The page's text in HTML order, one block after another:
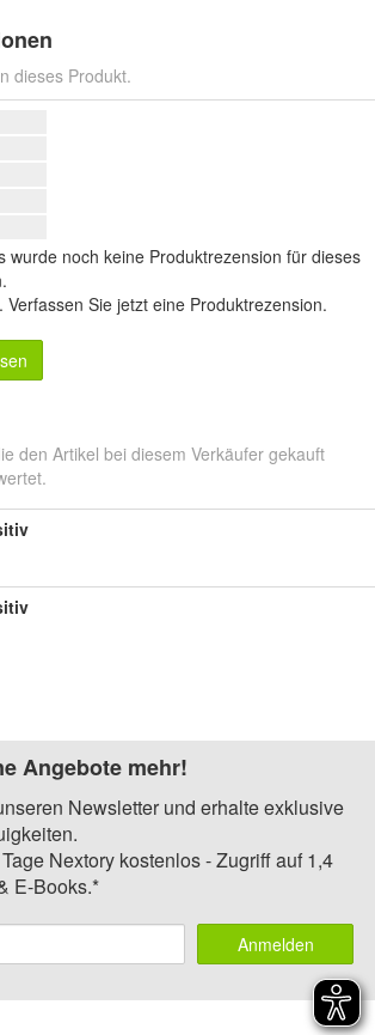
dieses Produkt.
wurde noch keine Produktrezension für dieses
Verfassen Sie jetzt eine Produktrezension.
den Artikel bei diesem Verkäufer gekauft
Angebote mehr!
Newsletter und erhalte exklusive
Nextory kostenlos - Zugriff auf 1,4
E-Books.*
Anmelden